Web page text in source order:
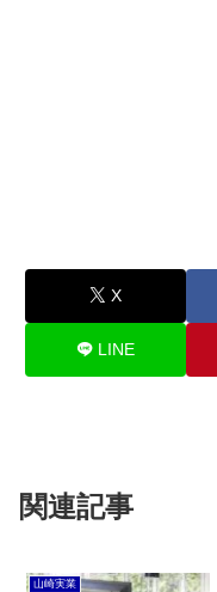
X
LINE
関連記事
山崎実業